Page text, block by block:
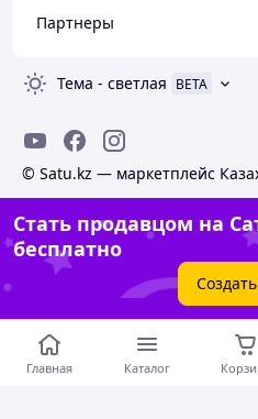
Партнеры
Тема - светлая BETA
© Satu.kz — маркетплейс
Стать продавцом на
бесплатно
Главная Каталог